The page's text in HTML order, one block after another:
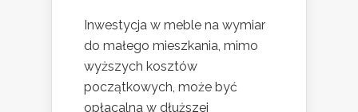
Inwestycja w meble na wymiar
do małego mieszkania, mimo
wyższych kosztów
początkowych, może być
opłacalna w dłuższej